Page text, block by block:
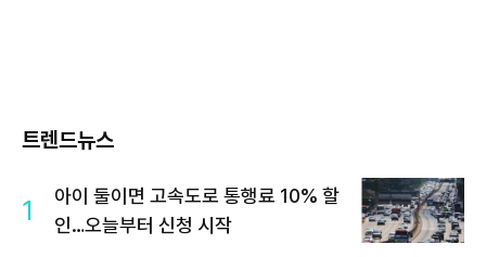
트렌드뉴스
1
아이 둘이면 고속도로 통행료 10% 할
인…오늘부터 신청 시작